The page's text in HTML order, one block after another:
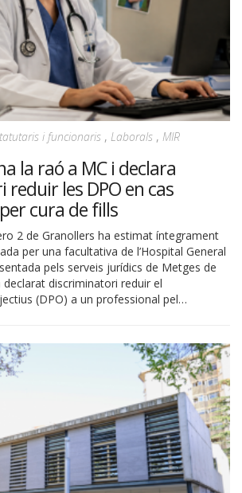
i funcionaris , Laborals , MIR
la raó a MC i declara
les DPO en cas
cura de fills
2 de Granollers ha estimat íntegrament
per una facultativa de l’Hospital General
pels serveis jurídics de Metges de
declarat discriminatori reduir el
(DPO) a un professional pel…